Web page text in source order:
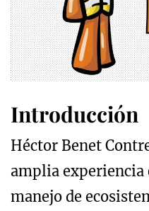
Introducción
Héctor Benet
amplia experiencia
manejo de